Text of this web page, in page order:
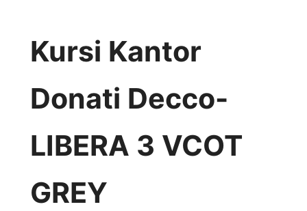
Kursi Kantor
Donati Decco-
LIBERA 3 VCOT
GREY